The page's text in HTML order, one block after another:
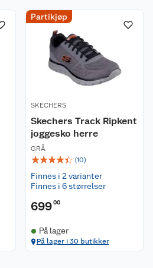
Partikjøp
SKECHERS
Skechers Track Ripkent
joggesko herre
GRÅ
☆☆☆☆☆ (10)
Finnes i 2 varianter
Finnes i 6 størrelser
69900
På lager
På lager i 30 butikker